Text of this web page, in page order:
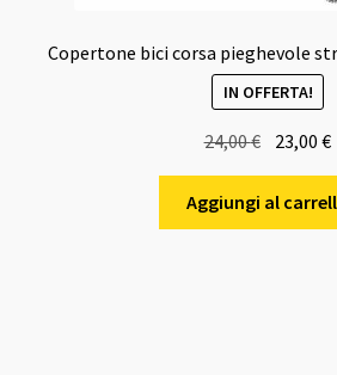
Copertone bici corsa pieghevole
IN OFFERTA!
24,00€
prezzo
originale
era:
23,00€Il
Aggiungi al